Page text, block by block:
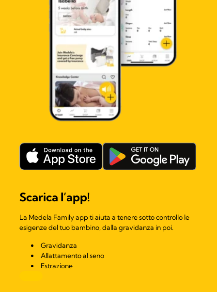
Scarica l’app!​
La Medela Family app ti aiuta a tenere sotto controllo le
esigenze del tuo bambino, dalla gravidanza in poi.
Gravidanza
Allattamento al seno
Estrazione